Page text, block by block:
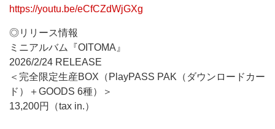
https://youtu.be/eCfCZdWjGXg
◎リリース情報
ミニアルバム『OITOMA』
2026/2/24 RELEASE
＜完全限定生産BOX（PlayPASS PAK（ダウンロードカー
ド）＋GOODS 6種）＞
13,200円（tax in.）